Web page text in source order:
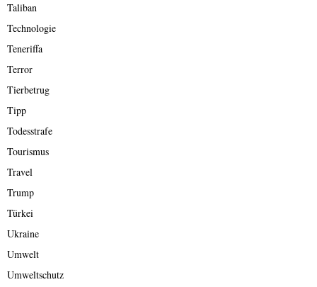
Taliban
Technologie
Teneriffa
Terror
Tierbetrug
Tipp
Todesstrafe
Tourismus
Travel
Trump
Türkei
Ukraine
Umwelt
Umweltschutz